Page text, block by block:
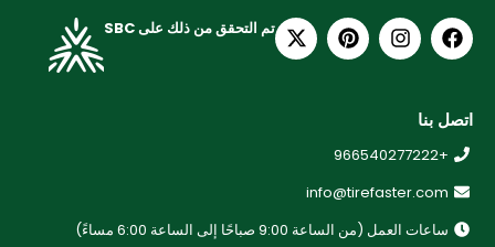
تم التحقق من ذلك على SBC
اتصل بنا
+966540277222
info@tirefaster.com
ساعات العمل (من الساعة 9:00 صباحًا إلى الساعة 6:00 مساءً)